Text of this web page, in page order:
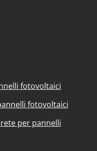
fotovoltaici
fotovoltaici
per pannelli